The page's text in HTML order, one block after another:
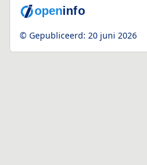
© Gepubliceerd: 20 juni 2026